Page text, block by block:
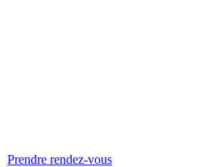
Prendre rendez-vous